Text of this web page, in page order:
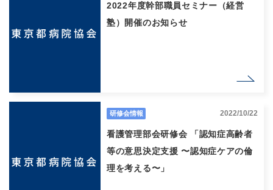
2022年度幹部職員セミナー（経営
塾）開催のお知らせ
研修会情報 2022/10/22
看護管理部会研修会 「認知症高齢者
等の意思決定支援 〜認知症ケアの倫
理を考える〜」